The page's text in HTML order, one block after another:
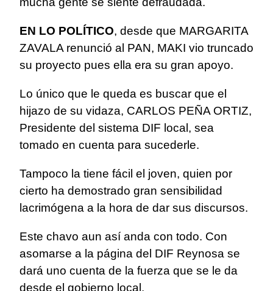
EN LO POLÍTICO, desde que MARGARITA
ZAVALA renunció al PAN, MAKI vio truncado
su proyecto pues ella era su gran apoyo.
Lo único que le queda es buscar que el
hijazo de su vidaza, CARLOS PEÑA ORTIZ,
Presidente del sistema DIF local, sea
tomado en cuenta para sucederle.
Tampoco la tiene fácil el joven, quien por
cierto ha demostrado gran sensibilidad
lacrimógena a la hora de dar sus discursos.
Este chavo aun así anda con todo. Con
asomarse a la página del DIF Reynosa se
dará uno cuenta de la fuerza que se le da
desde el gobierno local.